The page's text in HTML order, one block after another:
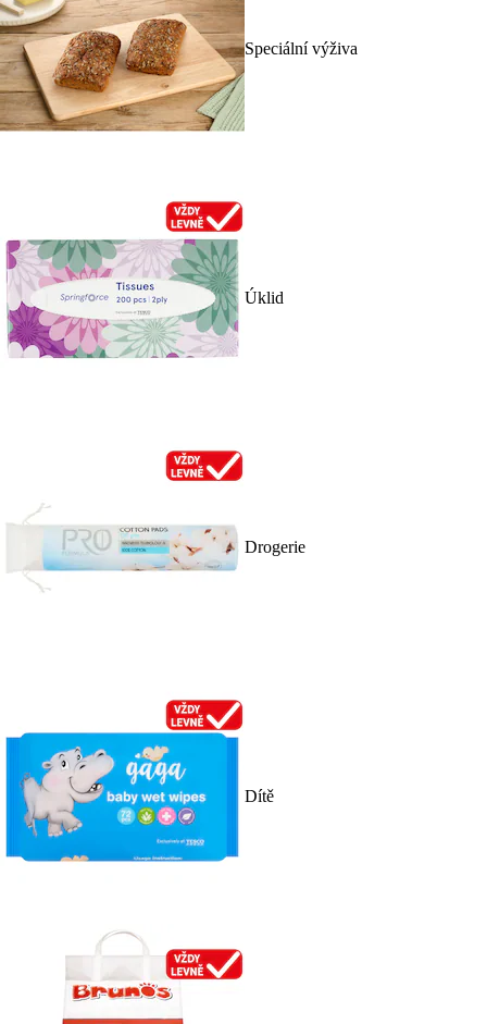
Speciální výživa
Úklid
Drogerie
Dítě